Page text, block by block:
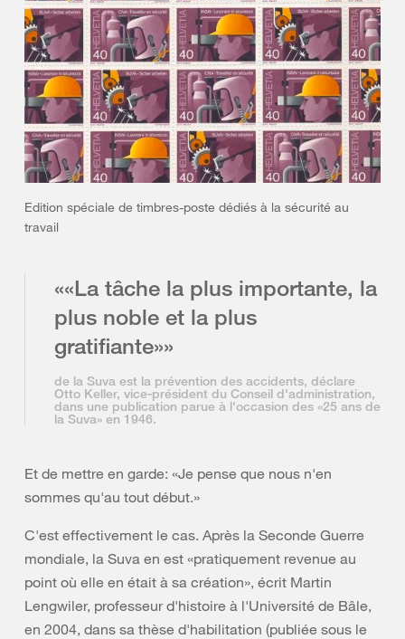
Edition spéciale de timbres-poste dédiés à la sécurité au
travail
««La tâche la plus importante, la
plus noble et la plus
gratifiante»»
de la Suva est la prévention des accidents, déclare
Otto Keller, vice-président du Conseil d'administration,
dans une publication parue à l'occasion des «25 ans de
la Suva» en 1946.
Et de mettre en garde: «Je pense que nous n'en
sommes qu'au tout début.»
C'est effectivement le cas. Après la Seconde Guerre
mondiale, la Suva en est «pratiquement revenue au
point où elle en était à sa création», écrit Martin
Lengwiler, professeur d'histoire à l'Université de Bâle,
en 2004, dans sa thèse d'habilitation (publiée sous le